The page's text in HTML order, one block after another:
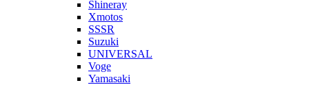
Shineray
Xmotos
SSSR
Suzuki
UNIVERSAL
Voge
Yamasaki